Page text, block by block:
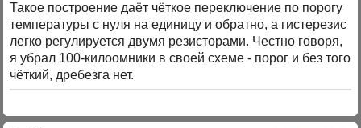
Такое построение даёт чёткое переключение по порогу
температуры с нуля на единицу и обратно, а гистерезис
легко регулируется двумя резисторами. Честно говоря,
я убрал 100-килоомники в своей схеме - порог и без того
чёткий, дребезга нет.